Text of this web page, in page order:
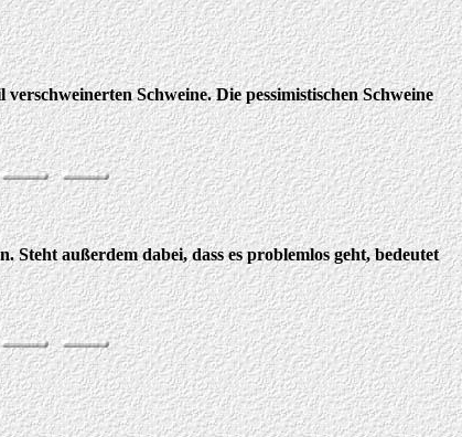
Schweine. Die pessimistischen Schweine
außerdem dabei, dass es problemlos geht, bedeutet